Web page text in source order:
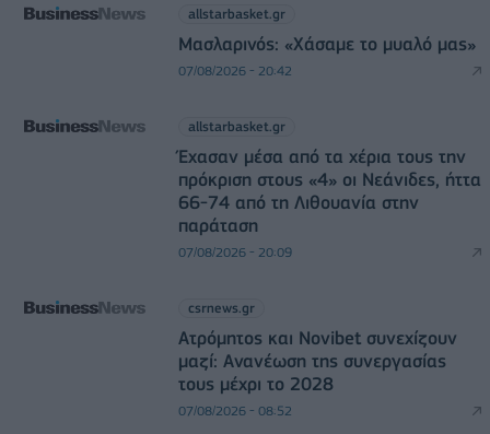
allstarbasket.gr
Μασλαρινός: «Χάσαμε το μυαλό μας»
07/08/2026 - 20:42
allstarbasket.gr
Έχασαν μέσα από τα χέρια τους την
πρόκριση στους «4» οι Νεάνιδες, ήττα
66-74 από τη Λιθουανία στην
παράταση
07/08/2026 - 20:09
csrnews.gr
Ατρόμητος και Novibet συνεχίζουν
μαζί: Ανανέωση της συνεργασίας
τους μέχρι το 2028
07/08/2026 - 08:52